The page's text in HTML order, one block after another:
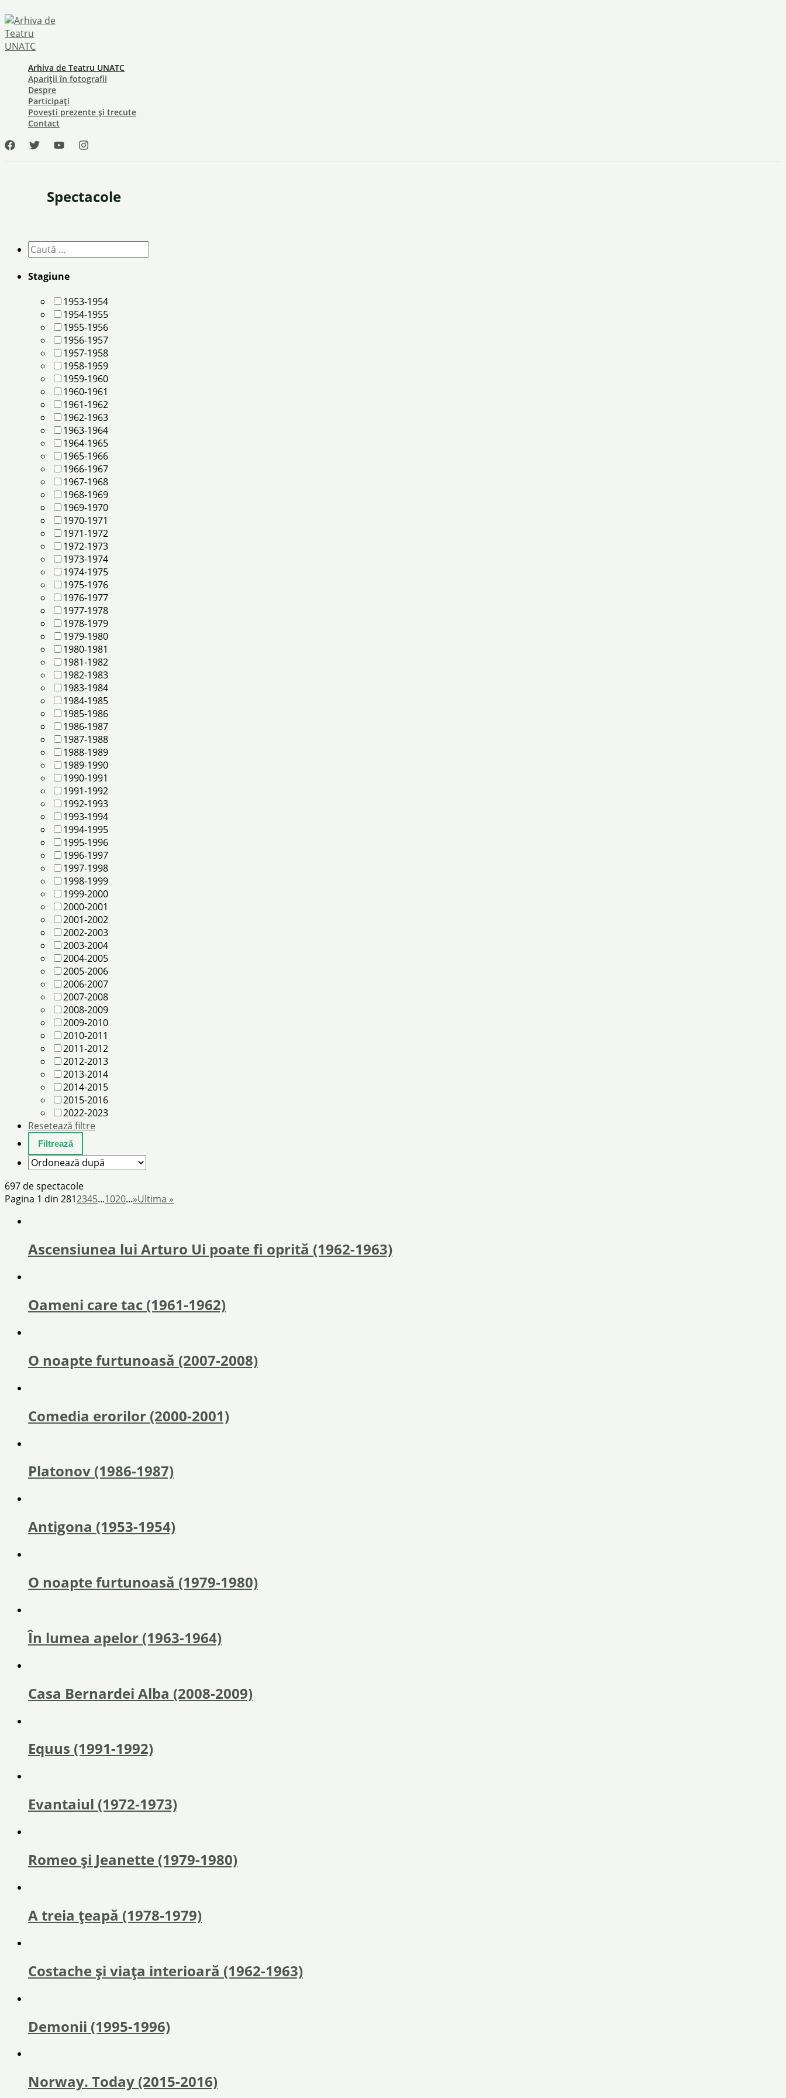
to
content
Arhiva de Teatru UNATC
Apariții în fotografii
Despre
Participați
Povești prezente și trecute
Contact
Spectacole
Stagiune
1953-1954
1954-1955
1955-1956
1956-1957
1957-1958
1958-1959
1959-1960
1960-1961
1961-1962
1962-1963
1963-1964
1964-1965
1965-1966
1966-1967
1967-1968
1968-1969
1969-1970
1970-1971
1971-1972
1972-1973
1973-1974
1974-1975
1975-1976
1976-1977
1977-1978
1978-1979
1979-1980
1980-1981
1981-1982
1982-1983
1983-1984
1984-1985
1985-1986
1986-1987
1987-1988
1988-1989
1989-1990
1990-1991
1991-1992
1992-1993
1993-1994
1994-1995
1995-1996
1996-1997
1997-1998
1998-1999
1999-2000
2000-2001
2001-2002
2002-2003
2003-2004
2004-2005
2005-2006
2006-2007
2007-2008
2008-2009
2009-2010
2010-2011
2011-2012
2012-2013
2013-2014
2014-2015
2015-2016
2022-2023
Resetează filtre
697 de spectacole
Pagina 1 din 2812345...1020...»Ultima »
Ascensiunea lui Arturo Ui poate fi oprită (1962-1963)
Oameni care tac (1961-1962)
O noapte furtunoasă (2007-2008)
Comedia erorilor (2000-2001)
Platonov (1986-1987)
Antigona (1953-1954)
O noapte furtunoasă (1979-1980)
În lumea apelor (1963-1964)
Casa Bernardei Alba (2008-2009)
Equus (1991-1992)
Evantaiul (1972-1973)
Romeo și Jeanette (1979-1980)
A treia țeapă (1978-1979)
Costache și viața interioară (1962-1963)
Demonii (1995-1996)
Norway. Today (2015-2016)